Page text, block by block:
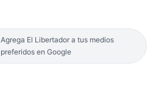
Agrega El Libertador a tus medios
preferidos en Google